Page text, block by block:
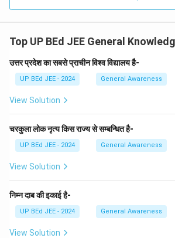
A+B दोनों}}
Top UP BEd JEE General
उत्तर प्रदेश का सबसे प्राचीन विश्व विद्यालय है-
UP BEd JEE - 2024 General Awareness
View Solution
चरकुला लोक नृत्य किस राज्य से सम्बन्धित है-
UP BEd JEE - 2024 General Awareness
View Solution
निम्न दाब की इकाई है-
UP BEd JEE - 2024 General Awareness
View Solution